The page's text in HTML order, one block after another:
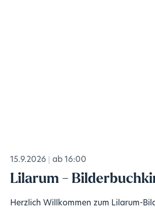
15.9.2026 ab 16:00
Lilarum -
Herzlich Willkommen zum Lilarum-